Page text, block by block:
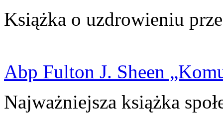
Książka o uzdrowieniu
Abp Fulton J. Sheen
Najważniejsza książka